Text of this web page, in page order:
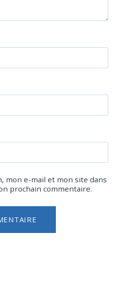
mon e-mail et mon site dans
prochain commentaire.